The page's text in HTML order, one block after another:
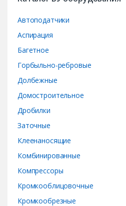
Автоподатчики
Аспирация
Багетное
Горбыльно-ребровые
Долбежные
Домостроительное
Дробилки
Заточные
Клеенаносящие
Комбинированные
Компрессоры
Кромкооблицовочные
Кромкообрезные